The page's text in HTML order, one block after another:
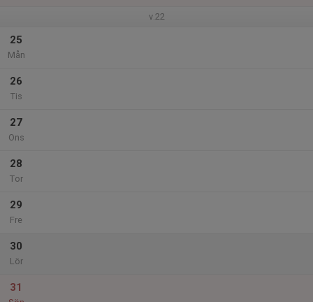
v.22
25
Mån
26
Tis
27
Ons
28
Tor
29
Fre
30
Lör
31